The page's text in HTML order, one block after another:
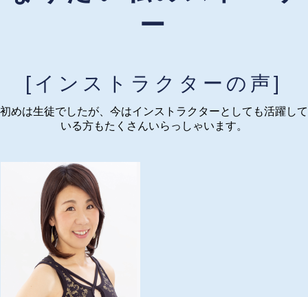
ー
[インストラクターの声]
初めは生徒でしたが、今はインストラクターとしても活躍して
いる方もたくさんいらっしゃいます。